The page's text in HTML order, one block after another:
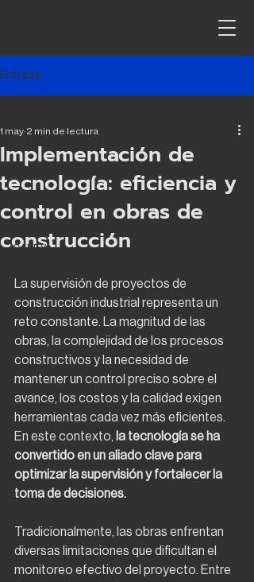
Entrada
ingeniería
CAPEX
Implementación de
tecnología: eficiencia y
control en obras de
construcción
1 may 2 min de lectura
La supervisión de proyectos de
construcción industrial representa un
reto constante. La magnitud de las
obras, la complejidad de los procesos
constructivos y la necesidad de
mantener un control preciso sobre el
avance, los costos y la calidad exigen
herramientas cada vez más eficientes.
En este contexto, la tecnología se ha
convertido en un aliado clave para
optimizar la supervisión y fortalecer la
toma de decisiones.
Tradicionalmente, las obras enfrentan
diversas limitaciones que dificultan el
monitoreo efectivo del proyecto. Entre